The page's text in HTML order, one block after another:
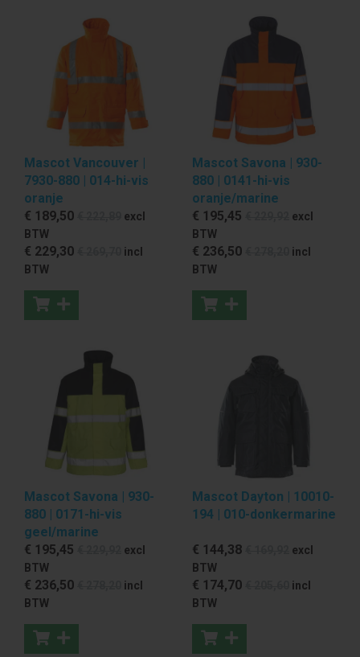
Mascot Vancouver |
7930-880 | 014-hi-vis
oranje
€ 189,50
excl
BTW
€ 229,30
incl
BTW
Mascot Savona | 930-
880 | 0141-hi-vis
oranje/marine
€ 195,45
excl
BTW
€ 236,50
incl
BTW
Mascot Savona | 930-
880 | 0171-hi-vis
geel/marine
€ 195,45
excl
BTW
€ 236,50
incl
BTW
Mascot Dayton | 10010-
194 | 010-donkermarine
€ 144,38
excl
BTW
€ 174,70
incl
BTW